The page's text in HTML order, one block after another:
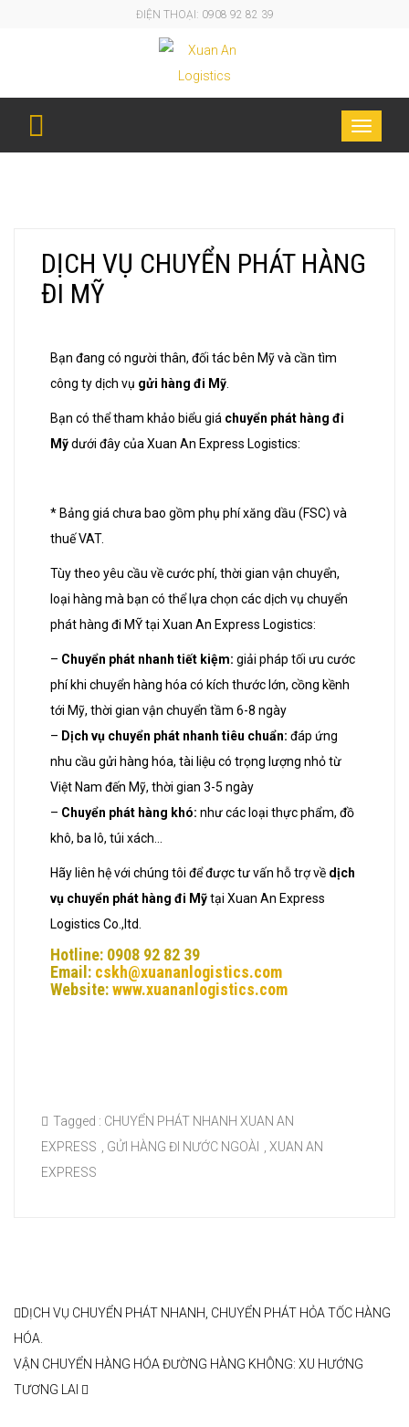
ĐIỆN THOẠI: 0908 92 82 39
Toggle
DỊCH VỤ CHUYỂN PHÁT HÀNG
ĐI MỸ
Bạn đang có người thân, đối tác bên Mỹ và cần tìm
công ty dịch vụ gửi hàng đi Mỹ
Bạn có thể tham khảo biểu giá chuyển phát hàng đi
Mỹdưới đây của Xuan An Express Logistics:
* Bảng giá chưa bao gồm phụ phí xăng dầu (FSC) và
thuế VAT.
Tùy theo yêu cầu về cước phí, thời gian vận chuyển,
loại hàng mà bạn có thể lựa chọn các dịch vụ chuyển
phát hàng đi MỸ tại Xuan An Express Logistics:
– Chuyển phát nhanh tiết kiệm: giải pháp tối ưu cước
phí khi chuyển hàng hóa có kích thước lớn, cồng kềnh
tới Mỹ, thời gian vận chuyển tầm 6-8 ngày
– Dịch vụ chuyển phát nhanh tiêu chuẩn: đáp ứng
nhu cầu gửi hàng hóa, tài liệu có trọng lượng nhỏ từ
Việt Nam đến Mỹ, thời gian 3-5 ngày
– Chuyển phát hàng khó: như các loại thực phẩm, đồ
khô, ba lô, túi xách…
Hãy liên hệ với chúng tôi để được tư vấn hỗ trợ về dịch
vụ chuyển phát hàng đi Mỹtại Xuan An Express
Logistics Co.,ltd.
Hotline: 0908 92 82 39
Email: cskh@xuananlogistics.com
Website:www.xuananlogistics.com
Tagged : CHUYỂN PHÁT NHANH XUAN AN
EXPRESS
GỬI HÀNG ĐI NƯỚC NGOÀI
XUAN AN
EXPRESS
DỊCH VỤ CHUYỂN PHÁT NHANH, CHUYỂN PHÁT HỎA TỐC HÀNG
HÓA.
VẬN CHUYỂN HÀNG HÓA ĐƯỜNG HÀNG KHÔNG: XU HƯỚNG
TƯƠNG LAI